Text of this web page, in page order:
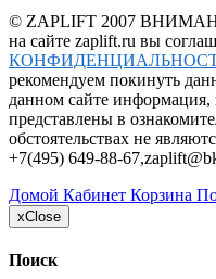
© ZAPLIFT 2007
на сайте zaplift.ru вы
рекомендуем покинуть
данном сайте
представлены в
обстоятельствах не
+7(495) 649-88-67,
Домой Кабинет Корзина
xClose
Поиск